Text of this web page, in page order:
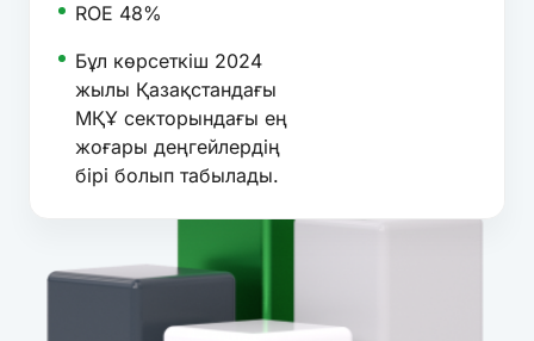
ROE 48%
Бұл көрсеткіш 2024
жылы Қазақстандағы
МҚҰ секторындағы ең
жоғары деңгейлердің
бірі болып табылады.